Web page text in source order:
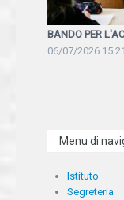
BANDO PER
06/07/2026 15.21
Menu di
Istituto
Segreteria